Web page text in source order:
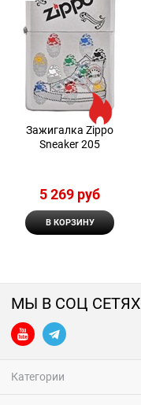
Зажигалка Zippo
Sneaker 205
5 269 руб
В КОРЗИНУ
МЫ В СОЦ СЕТЯХ
Категории